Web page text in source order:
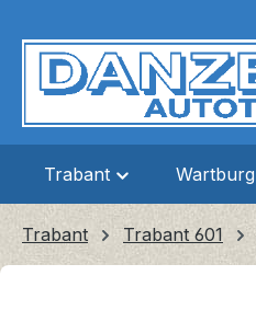
Trabant Wartburg
Trabant Trabant 601